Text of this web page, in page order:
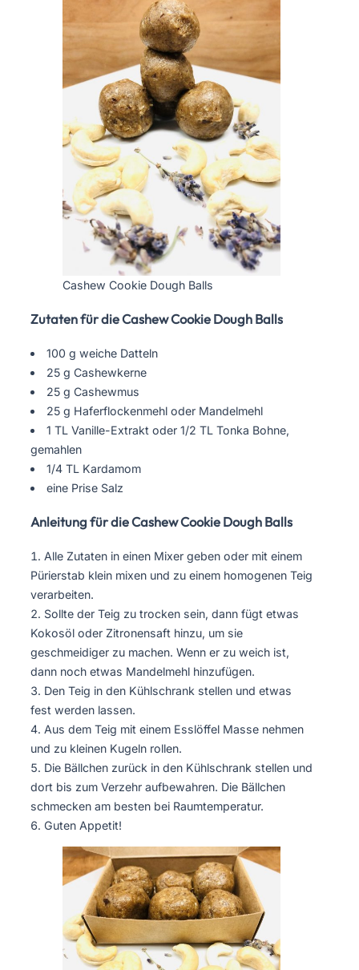
Cashew Cookie Dough Balls
Zutaten für die Cashew Cookie Dough Balls
100 g weiche Datteln
25 g Cashewkerne
25 g Cashewmus
25 g Haferflockenmehl oder Mandelmehl
1 TL Vanille-Extrakt oder 1/2 TL Tonka Bohne,
gemahlen
1/4 TL Kardamom
eine Prise Salz
Anleitung für die Cashew Cookie Dough Balls
Alle Zutaten in einen Mixer geben oder mit einem
Pürierstab klein mixen und zu einem homogenen Teig
verarbeiten.
Sollte der Teig zu trocken sein, dann fügt etwas
Kokosöl oder Zitronensaft hinzu, um sie
geschmeidiger zu machen. Wenn er zu weich ist,
dann noch etwas Mandelmehl hinzufügen.
Den Teig in den Kühlschrank stellen und etwas
fest werden lassen.
Aus dem Teig mit einem Esslöffel Masse nehmen
und zu kleinen Kugeln rollen.
Die Bällchen zurück in den Kühlschrank stellen und
dort bis zum Verzehr aufbewahren. Die Bällchen
schmecken am besten bei Raumtemperatur.
Guten Appetit!